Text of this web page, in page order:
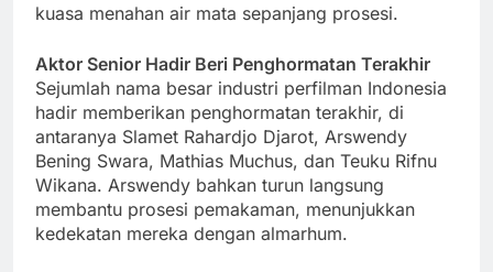
kuasa menahan air mata sepanjang prosesi.
Aktor Senior Hadir Beri Penghormatan Terakhir
Sejumlah nama besar industri perfilman Indonesia
hadir memberikan penghormatan terakhir, di
antaranya Slamet Rahardjo Djarot, Arswendy
Bening Swara, Mathias Muchus, dan Teuku Rifnu
Wikana. Arswendy bahkan turun langsung
membantu prosesi pemakaman, menunjukkan
kedekatan mereka dengan almarhum.